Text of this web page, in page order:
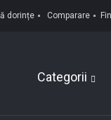
dorințe Comparare
Categorii